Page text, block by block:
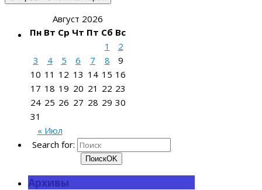
Август 2026
Пн Вт Ср Чт Пт Сб Вс
« Июл
1
2
3
4 5 6 7 8
9
10 11 12 13 14 15 16
17 18 19 20 21 22 23
24 25 26 27 28 29 30
31
Search for:
ПоискOK
Архивы